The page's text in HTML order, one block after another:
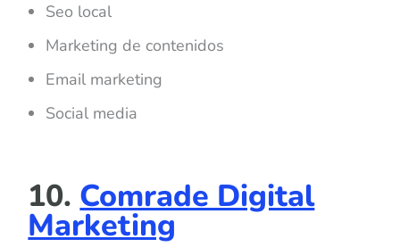
Seo local
Marketing de contenidos
Email marketing
Social media
10. Comrade Digital
Marketing